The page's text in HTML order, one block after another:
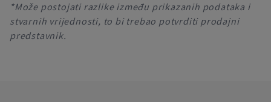
*Može postojati razlike između prikazanih podataka i
stvarnih vrijednosti, to bi trebao potvrditi prodajni
predstavnik.